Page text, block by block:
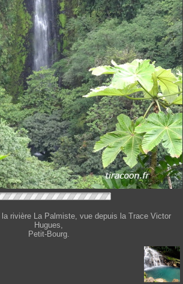
rivière La Palmiste, vue depuis la Trace Victor
Hugues,
Petit-Bourg.